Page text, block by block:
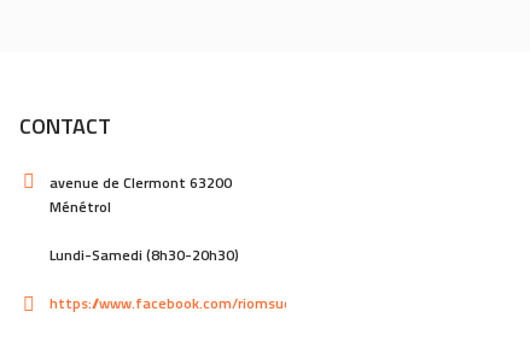
CONTACT
avenue de Clermont 63200
Ménétrol
Lundi-Samedi (8h30-20h30)
https://www.facebook.com/riomsud